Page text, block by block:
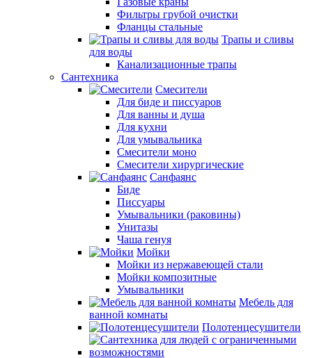
Фильтры грубой очистки
Фланцы стальные
Трапы и сливы
для воды
Канализационные трапы
Сантехника
Смесители
Для биде и писсуаров
Для ванны и душа
Для кухни
Для умывальника
Смесители моно
Смесители хирургические
Санфаянс
Биде
Писсуары
Умывальники (раковины)
Унитазы
Чаша генуя
Мойки
Мойки из нержавеющей стали
Мойки композитные
Умывальники
Мебель для
ванной комнаты
Полотенцесушители